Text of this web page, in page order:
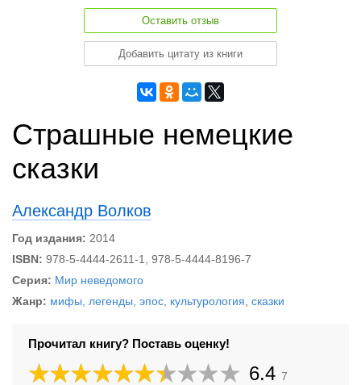
Оставить отзыв
Добавить цитату из книги
Страшные немецкие
сказки
Александр Волков
Год издания: 2014
ISBN: 978-5-4444-2611-1, 978-5-4444-8196-7
Серия: Мир неведомого
Жанр: мифы, легенды, эпос культурология сказки
Прочитал книгу? Поставь оценку!
6.4 7